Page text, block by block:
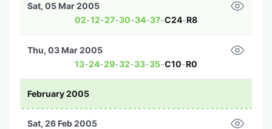
02-12-27-30-34-37-C24-R8
Sat, 05 Mar 2005
13-24-29-32-33-35-C10-R0
Thu, 03 Mar 2005
February 2005
Sat, 26 Feb 2005